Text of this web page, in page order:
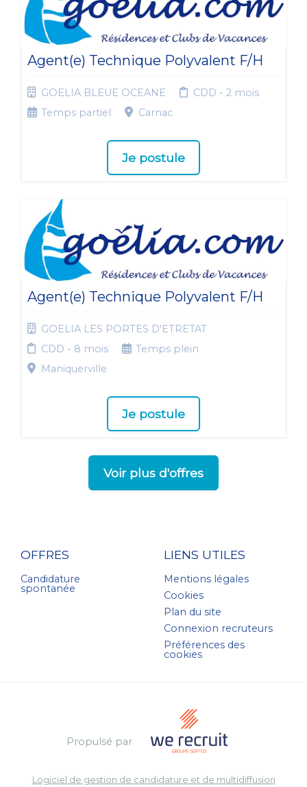
Agent(e) Technique Polyvalent F/H
GOELIA BLEUE OCEANE
CDD - 2 mois
Temps partiel
Carnac
Je postule
Agent(e) Technique Polyvalent F/H
GOELIA LES PORTES D'ETRETAT
CDD - 8 mois
Temps plein
Maniquerville
Je postule
Voir plus d'offres
OFFRES
Candidature
spontanée
LIENS UTILES
Mentions légales
Cookies
Plan du site
Connexion recruteurs
Préférences des
cookies
Propulsé par
Logiciel de gestion de candidature et de multidiffusion